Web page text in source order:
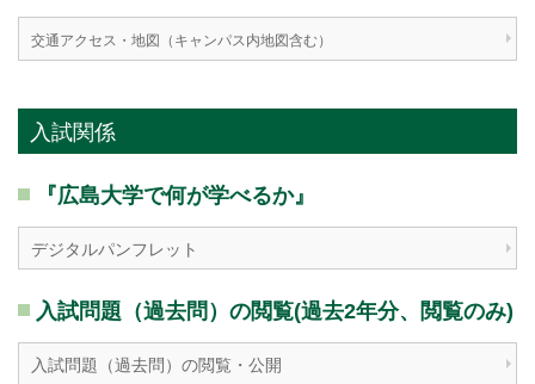
交通アクセス・地図（キャンパス内地図含む）
入試関係
『広島大学で何が学べるか』
デジタルパンフレット
入試問題（過去問）の閲覧(過去2年分、閲覧のみ)
入試問題（過去問）の閲覧・公開